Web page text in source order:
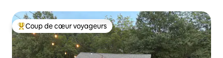
Coups de cœur voyageurs les plus appréciés
Coup de cœur voyageurs